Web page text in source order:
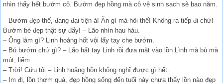
nhìn thấy hết bướm cô. Bướm đẹp hồng mà cô vệ sinh sạch sẽ bao năm.
– Bướm đẹp thế, đang đại tiện à! Ăn gì mà hôi thế! Không ra tiếp đi chứ!
Bướm bé đẹp thật sự đấy! – Lão nhìn hau háu.
– Ông làm gì? Linh hoảng hốt vội lấy tay che bướm.
– Bú bướm chứ gì? – Lão hất tay Linh rồi đưa mặt vào lồn Lình mà bú mà
mút, liếm.
– Trời! Cứu tôi – Linh hoảng hồn không nghĩ được gì hết.
– Im đi, lồn thơm quá, đẹp hồng sống đến tuổi này chưa thấy lồn nào đẹp